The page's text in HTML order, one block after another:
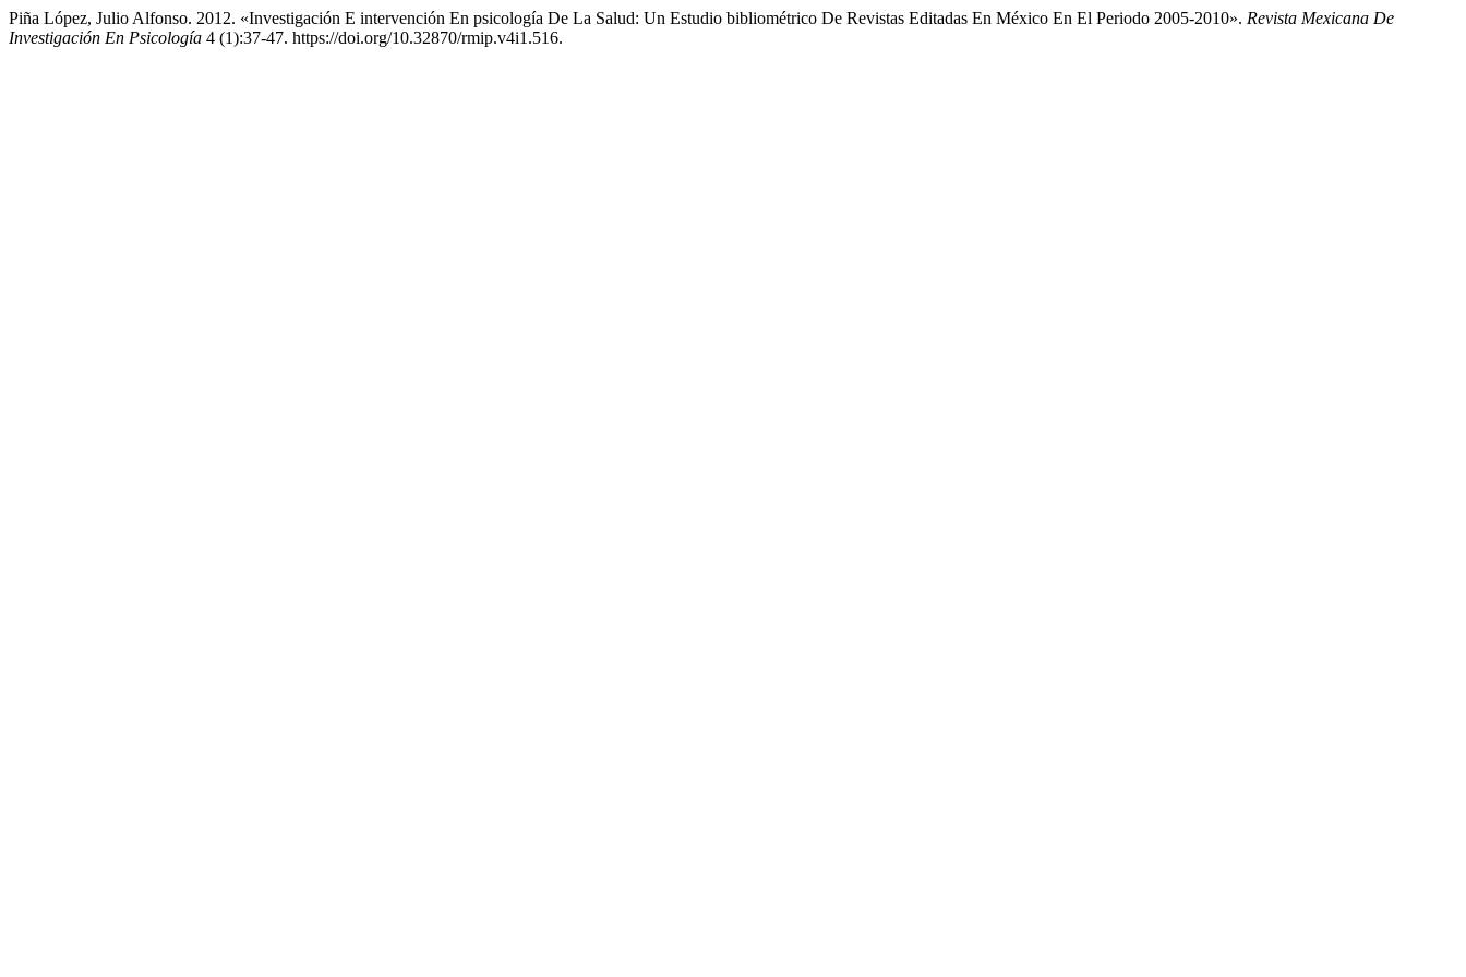
Piña López, Julio Alfonso. 2012. «Investigación E intervención En psicología De La Salud: Un Estudio bibliométrico De Revistas Editadas En México En El Periodo 2005-2010». Revista Mexicana De
Investigación En Psicología 4 (1):37-47. https://doi.org/10.32870/rmip.v4i1.516.